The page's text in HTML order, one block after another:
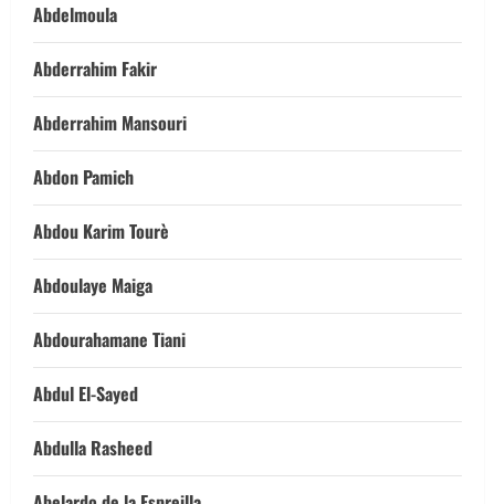
Abdelmoula
Abderrahim Fakir
Abderrahim Mansouri
Abdon Pamich
Abdou Karim Tourè
Abdoulaye Maiga
Abdourahamane Tiani
Abdul El-Sayed
Abdulla Rasheed